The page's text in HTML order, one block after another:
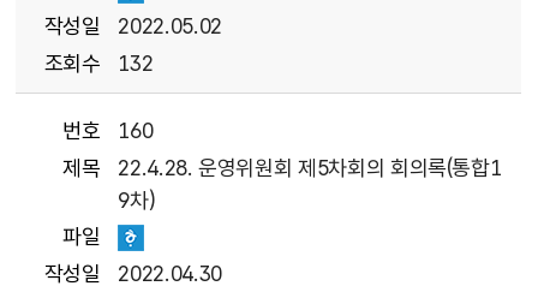
작성일
2022.05.02
조회수
132
번호
160
제목
22.4.28. 운영위원회 제5차회의 회의록(통합1
9차)
파일
작성일
2022.04.30